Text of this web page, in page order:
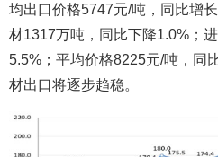
均出口价格5747元/吨，同比增
材1317万吨，同比下降1.0%；
5.5%；平均价格8225元/吨，同
材出口将逐步趋稳。